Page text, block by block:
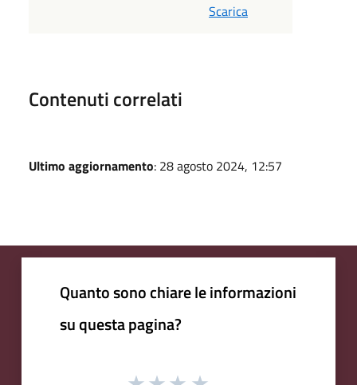
Scarica
Contenuti correlati
Ultimo aggiornamento: 28 agosto 2024, 12:57
Quanto sono chiare le informazioni
su questa pagina?